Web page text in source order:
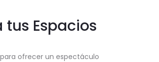
Espacios
ofrecer un espectáculo